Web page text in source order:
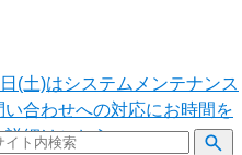
(土)はシステムメンテナンス
合わせへの対応にお時間を
詳細はこちら。